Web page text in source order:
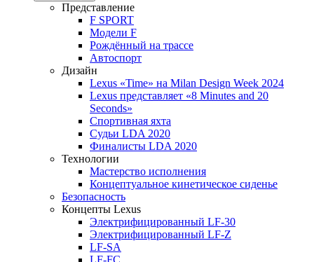
Представление
F SPORT
Модели F
Рождённый на трассе
Автоспорт
Дизайн
Lexus «Time» на Milan Design Week 2024
Lexus представляет «8 Minutes and 20
Seconds»
Спортивная яхта
Судьи LDA 2020
Финалисты LDA 2020
Технологии
Мастерство исполнения
Концептуальное кинетическое сиденье
Безопасность
Концепты Lexus
Электрифицированный LF-30
Электрифицированный LF-Z
LF-SA
LF-FC